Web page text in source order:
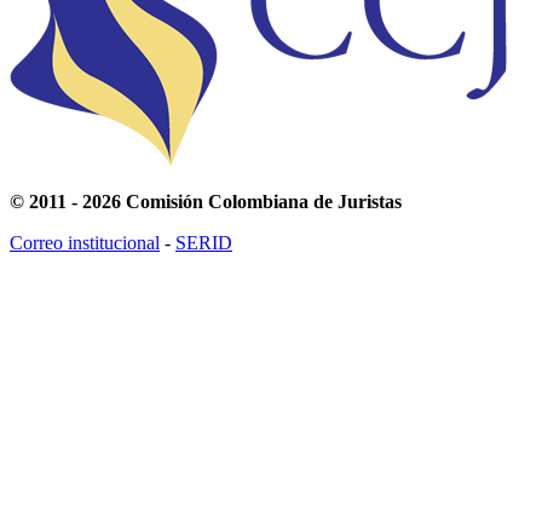
© 2011 - 2026 Comisión Colombiana de Juristas
Correo institucional - SERID